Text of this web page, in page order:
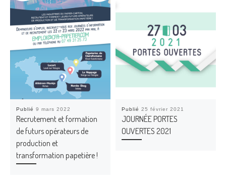
Publié 9 mars 2022
Recrutement et formation
de futurs opérateurs de
production et
transformation papetière !
Publié 25 février 2021
JOURNÉE PORTES
OUVERTES 2021